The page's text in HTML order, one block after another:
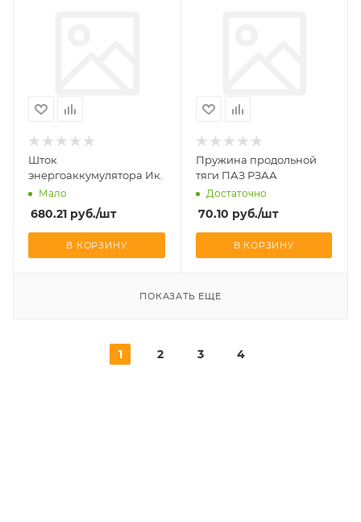
Шток
энергоаккумулятора Ик.
Мало
680.21 руб./шт
В КОРЗИНУ
Пружина продольной
тяги ПАЗ РЗАА
Достаточно
70.10 руб./шт
В КОРЗИНУ
ПОКАЗАТЬ ЕЩЕ
1 2 3 4